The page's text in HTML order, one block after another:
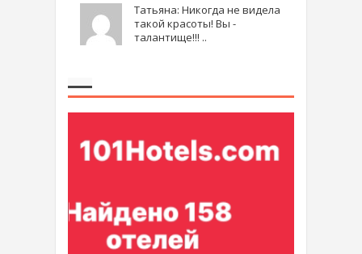
Татьяна: Никогда не видела
такой красоты! Вы -
талантище!!! ..